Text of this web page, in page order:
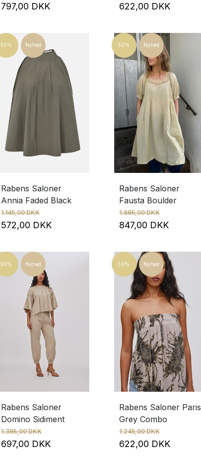
797,00 DKK 622,00 DKK
50% Nyhed
Rabens Saloner
Annia Faded Black
1.145,00 DKK
572,00 DKK
50% Nyhed
Rabens Saloner
Fausta Boulder
1.695,00 DKK
847,00 DKK
50% Nyhed
Rabens Saloner
Domino Sidiment
1.395,00 DKK
697,00 DKK
50% Nyhed
Rabens Saloner Paris
Grey Combo
1.245,00 DKK
622,00 DKK